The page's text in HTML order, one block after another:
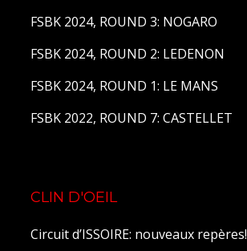
FSBK 2024, ROUND 3: NOGARO
FSBK 2024, ROUND 2: LEDENON
FSBK 2024, ROUND 1: LE MANS
FSBK 2022, ROUND 7: CASTELLET
CLIN D'OEIL
Circuit d’ISSOIRE: nouveaux repères!